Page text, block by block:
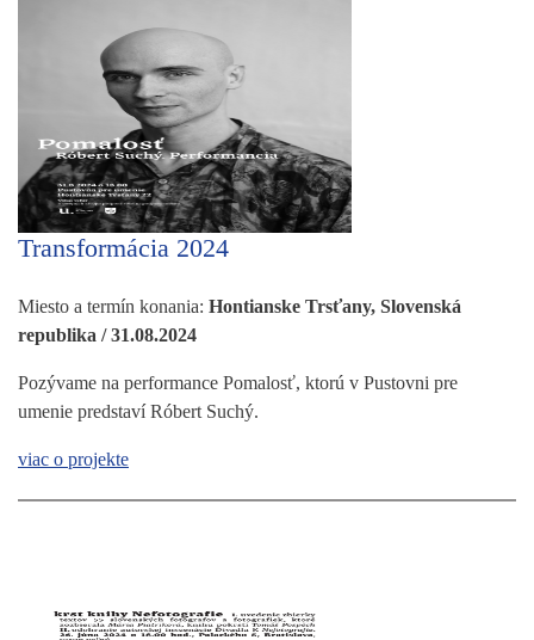
Transformácia 2024
Miesto a termín konania: Hontianske Trsťany, Slovenská
republika / 31.08.2024
Pozývame na performance Pomalosť, ktorú v Pustovni pre
umenie predstaví Róbert Suchý.
viac o projekte